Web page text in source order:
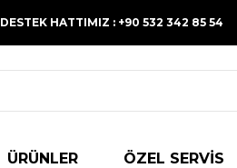
DESTEK HATTIMIZ : +90 532 342 85 54
ÜRÜNLER ÖZEL SERVİS